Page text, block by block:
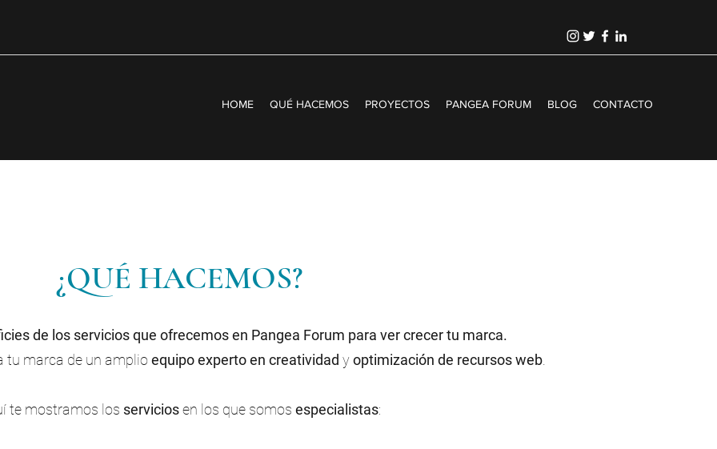
HOME QUÉ HACEMOS PROYECTOS PANGEA FORUM BLOG CONTACTO
¿QUÉ HACEMOS?
de los servicios que ofrecemos en Pangea Forum para ver crecer tu marca.
tu marca de un amplio equipoexperto en creatividad yoptimización de recursos web
te mostramos los serviciosen los que somos especialistas: